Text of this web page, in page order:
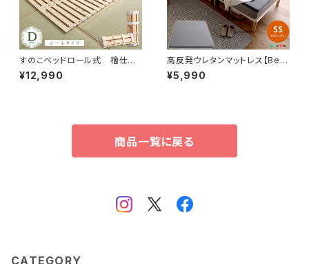
すのこベッドロール式 檜仕様
(ダブル)【涼風】 HNK-R-D
¥12,990
高反発ウレタンマットレス【Bele
za5-ベレーザ・ファイブ-】(セミ
シングル) ORM-05SS
¥5,990
商品一覧に戻る
CATEGORY